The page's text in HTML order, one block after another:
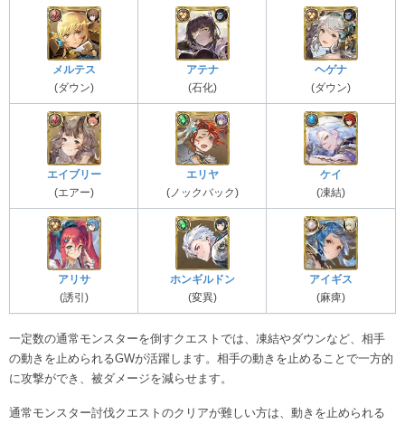
メルテス
(ダウン)
アテナ
(石化)
ヘゲナ
(ダウン)
エイブリー
(エアー)
エリヤ
(ノックバック)
ケイ
(凍結)
アリサ
(誘引)
ホンギルドン
(変異)
アイギス
(麻痺)
一定数の通常モンスターを倒すクエストでは、凍結やダウンなど、相手
の動きを止められるGWが活躍します。相手の動きを止めることで一方的
に攻撃ができ、被ダメージを減らせます。
通常モンスター討伐クエストのクリアが難しい方は、動きを止められる